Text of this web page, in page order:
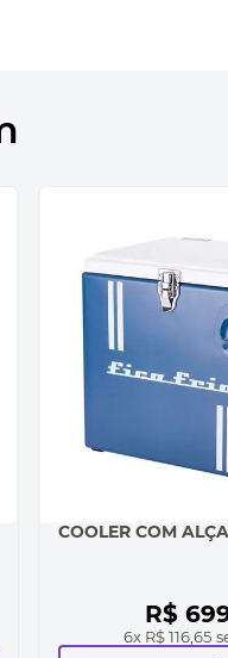
COOLER COM
R$
6x R$ 116,65